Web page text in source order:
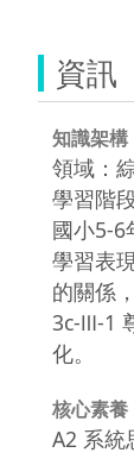
資訊
知識架構
領域：
學習階
國小5-6
學習表
的關係
3c-Ⅲ-1
化。
核心素養
A2 系統